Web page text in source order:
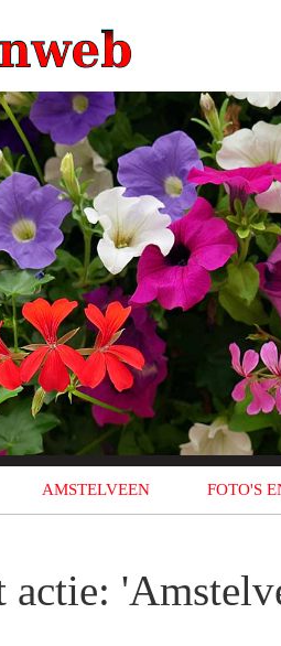
AMSTELVEEN FOTO'S
actie: